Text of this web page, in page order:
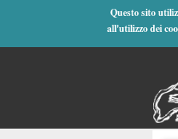
Questo sito
all'utilizzo dei